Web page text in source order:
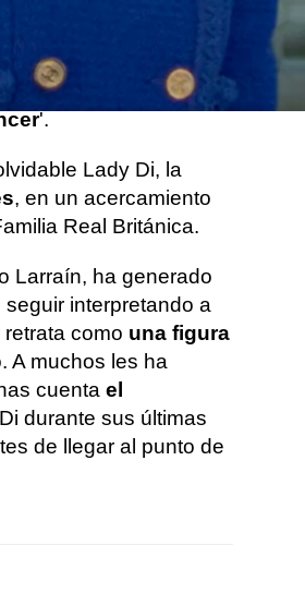
que para
unas cuantas
estar muy orgullosa
'.
Lady Di, la
, en un acercamiento
Real Británica.
Larraín, ha generado
interpretando a
como una figura
A muchos les ha
cuenta el
durante sus últimas
de llegar al punto de